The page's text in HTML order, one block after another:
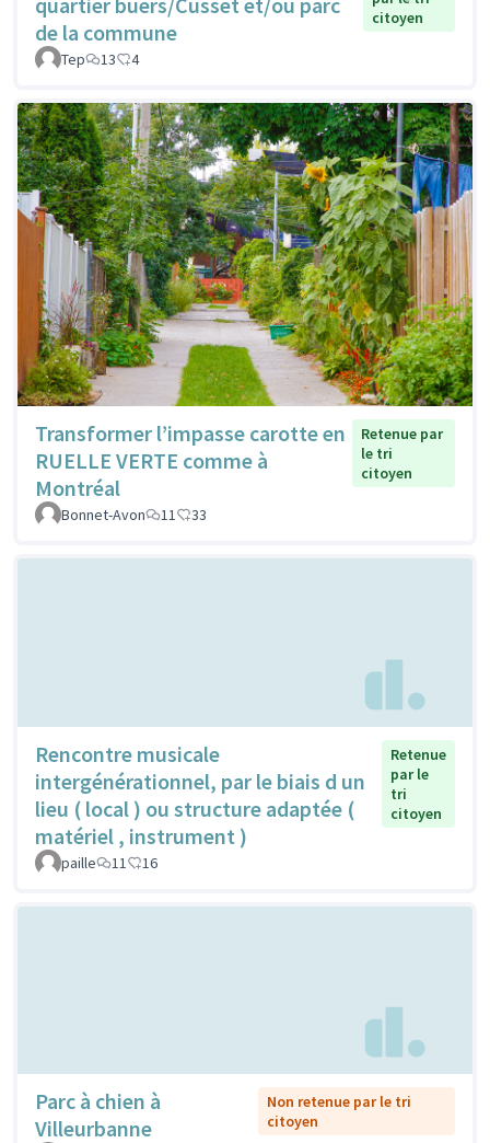
de la commune
citoyen
Tep 13 4
Transformer l’impasse carotte en
RUELLE VERTE comme à
Montréal
Retenue par
le tri
citoyen
Bonnet-Avon 11 33
Rencontre musicale
intergénérationnel, par le biais d un
lieu ( local ) ou structure adaptée (
matériel , instrument )
Retenue
par le
tri
citoyen
paille 11 16
Parc à chien à
Villeurbanne
Non retenue par le tri
citoyen